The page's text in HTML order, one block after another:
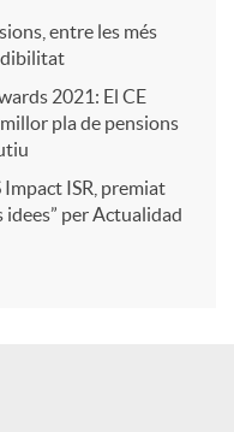
entre les més
2021: El CE
pla de pensions
Impact ISR, premiat
idees” per Actualidad